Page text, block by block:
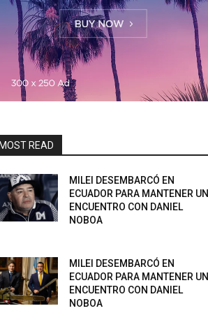
READ
MILEI DESEMBARCÓ EN
ECUADOR PARA MANTENER UN
ENCUENTRO CON DANIEL
NOBOA
MILEI DESEMBARCÓ EN
ECUADOR PARA MANTENER UN
ENCUENTRO CON DANIEL
NOBOA